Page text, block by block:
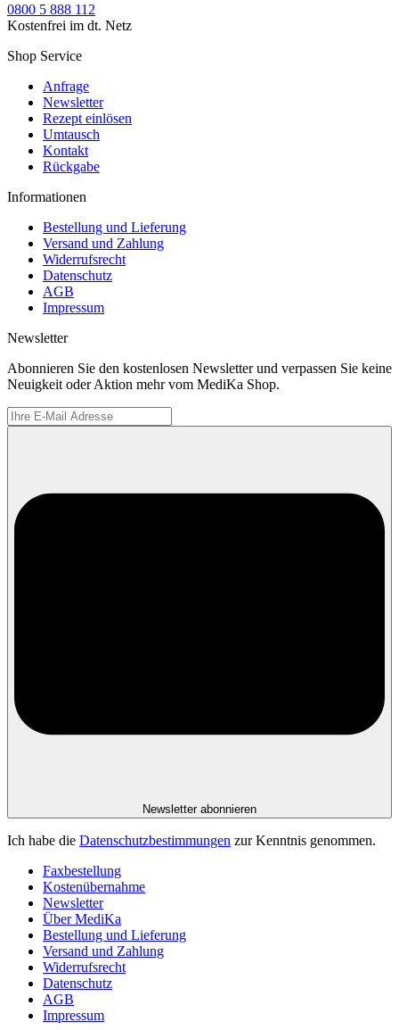
0800 5 888 112
Kostenfrei im dt. Netz
Shop Service
Anfrage
Newsletter
Rezept einlösen
Umtausch
Kontakt
Rückgabe
Informationen
Bestellung und Lieferung
Versand und Zahlung
Widerrufsrecht
Datenschutz
AGB
Impressum
Newsletter
Abonnieren Sie den kostenlosen Newsletter und verpassen Sie keine
Neuigkeit oder Aktion mehr vom MediKa Shop.
Newsletter abonnieren
Ich habe die Datenschutzbestimmungen zur Kenntnis genommen.
Faxbestellung
Kostenübernahme
Newsletter
Über MediKa
Bestellung und Lieferung
Versand und Zahlung
Widerrufsrecht
Datenschutz
AGB
Impressum